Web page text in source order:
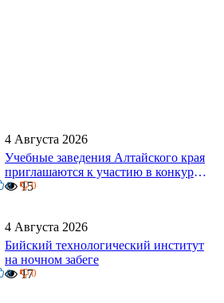
4 Августа 2026
Учебные заведения Алтайского края
приглашаются к участию в конкурсе
команд вузов
0 0
15
4 Августа 2026
Бийский технологический институт
на ночном забеге
0 0
17